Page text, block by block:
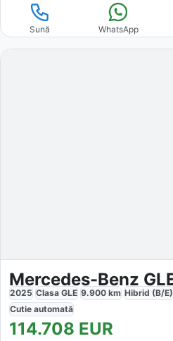
Sună WhatsApp
2025 Clasa GLE 9.900 km Hibrid (B/E)
Cutie automată
114.708 EUR